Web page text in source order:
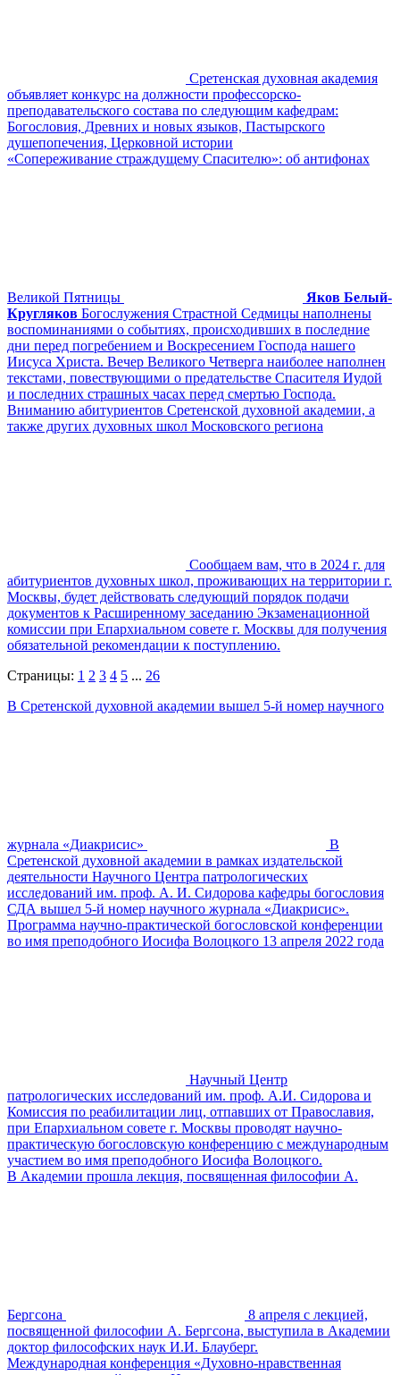
Сретенская духовная академия
объявляет конкурс на должности профессорско-
преподавательского состава по следующим кафедрам:
Богословия, Древних и новых языков, Пастырского
душепопечения, Церковной истории
«Сопереживание страждущему Спасителю»: об антифонах
Великой Пятницы
Яков Белый-
Кругляков Богослужения Страстной Седмицы наполнены
воспоминаниями о событиях, происходивших в последние
дни перед погребением и Воскресением Господа нашего
Иисуса Христа. Вечер Великого Четверга наиболее наполнен
текстами, повествующими о предательстве Спасителя Иудой
и последних страшных часах перед смертью Господа.
Вниманию абитуриентов Сретенской духовной академии, а
также других духовных школ Московского региона
Сообщаем вам, что в 2024 г. для
абитуриентов духовных школ, проживающих на территории г.
Москвы, будет действовать следующий порядок подачи
документов к Расширенному заседанию Экзаменационной
комиссии при Епархиальном совете г. Москвы для получения
обязательной рекомендации к поступлению.
Страницы: 1 2 3 4 5 ... 26
В Сретенской духовной академии вышел 5-й номер научного
журнала «Диакрисис»
В
Сретенской духовной академии в рамках издательской
деятельности Научного Центра патрологических
исследований им. проф. А. И. Сидорова кафедры богословия
СДА вышел 5-й номер научного журнала «Диакрисис».
Программа научно-практической богословской конференции
во имя преподобного Иосифа Волоцкого 13 апреля 2022 года
Научный Центр
патрологических исследований им. проф. А.И. Сидорова и
Комиссия по реабилитации лиц, отпавших от Православия,
при Епархиальном совете г. Москвы проводят научно-
практическую богословскую конференцию с международным
участием во имя преподобного Иосифа Волоцкого.
В Академии прошла лекция, посвященная философии А.
Бергсона
8 апреля с лекцией,
посвященной философии А. Бергсона, выступила в Академии
доктор философских наук И.И. Блауберг.
Международная конференция «Духовно-нравственная